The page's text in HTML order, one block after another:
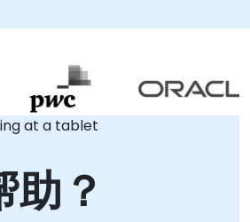
在您的场所或我们的地设施提
员工能够在共享的物理空间中
加速技术采用。 Mastra常被
TypeScript原生AI代理框架，正
不失灵活性的组织的战略选
帮助您驾驭这项技术，确保您
真工件而不是不透明日志为中
确保您的领导层对自主过程保
权。 通过我们的远程桌面咨询
技术领导者直接引入 Antigravity
促进您的开发者与 AI 代理之间
能够审查和优化生成的“工件”——
目标进行调整。 在 的现场
顾问在您的场所或我们的企业
助？